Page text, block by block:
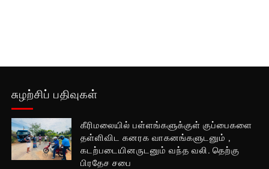
சுழற்சிப் பதிவுகள்
கீரிமலையில் பள்ளங்களுக்குள் குப்பைகளை
தள்ளிவிட கனரக வாகனங்களுடனும் ,
கடற்படையினருடனும் வந்த வலி. தெற்கு
பிரதேச சபை